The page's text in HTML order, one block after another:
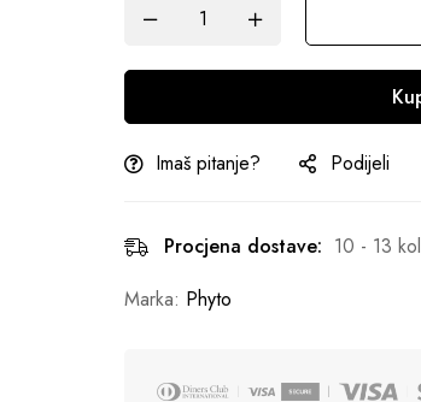
Imaš pitanje? Podijeli
Procjena dostave: 10 - 13
Marka: Phyto